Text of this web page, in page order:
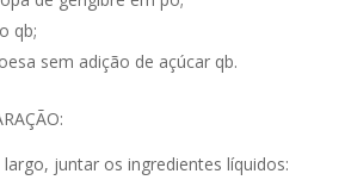
qb;
sem adição de açúcar qb.
juntar os ingredientes líquidos: